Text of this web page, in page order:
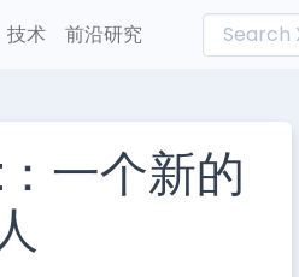
技术 前沿研究
一个新的